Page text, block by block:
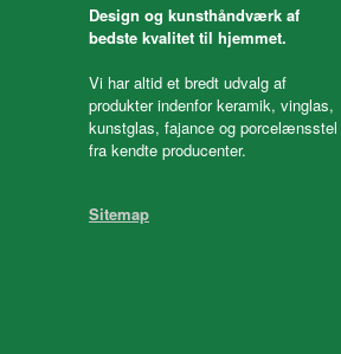
Design og kunsthåndværk af
bedste kvalitet til hjemmet.
Vi har altid et bredt udvalg af
produkter indenfor keramik, vinglas,
kunstglas, fajance og porcelænsstel
fra kendte producenter.
Sitemap